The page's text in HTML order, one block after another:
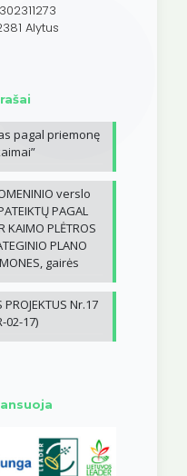
Alytus
pagal priemonę
verslo
PAGAL
KAIMO PLĖTROS
PLANO
gairės
PROJEKTUS Nr.17
02-17)